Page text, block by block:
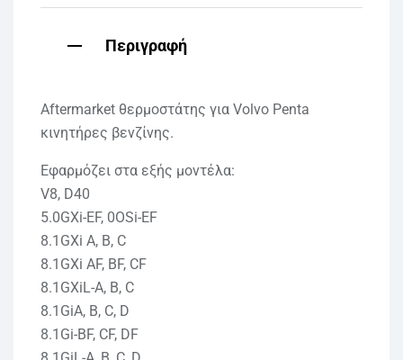
Περιγραφή
Aftermarket θερμοστάτης για Volvo Penta
κινητήρες βενζίνης.
Εφαρμόζει στα εξής μοντέλα:
V8, D40
5.0GXi-EF, 0OSi-EF
8.1GXi A, B, C
8.1GXi AF, BF, CF
8.1GXiL-A, B, C
8.1GiA, B, C, D
8.1Gi-BF, CF, DF